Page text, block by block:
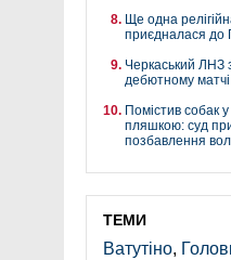
Ще одна
приєдналася
Черкаський ЛНЗ
дебютному матчі
Помістив собак
пляшкою: суд
позбавлення
ТЕМИ
Ватутіно,